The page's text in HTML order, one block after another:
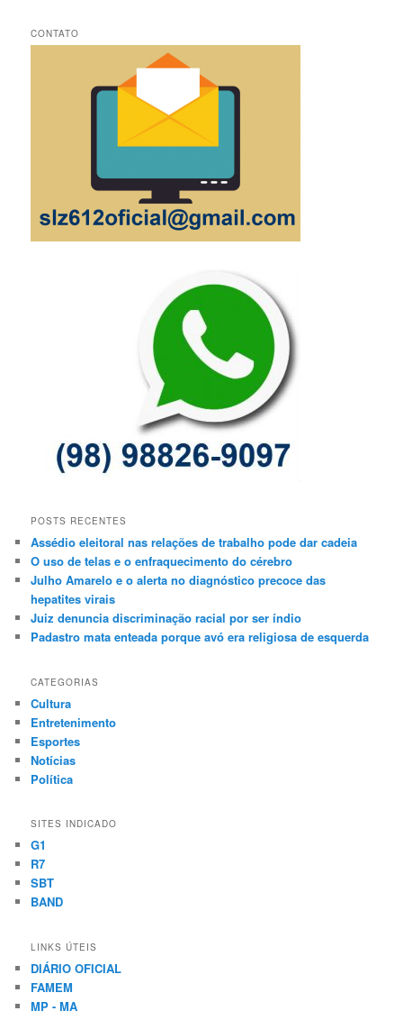
CONTATO
POSTS RECENTES
Assédio eleitoral nas relações de trabalho pode dar cadeia
O uso de telas e o enfraquecimento do cérebro
Julho Amarelo e o alerta no diagnóstico precoce das
hepatites virais
Juiz denuncia discriminação racial por ser índio
Padastro mata enteada porque avó era religiosa de esquerda
CATEGORIAS
Cultura
Entretenimento
Esportes
Notícias
Política
SITES INDICADO
G1
R7
SBT
BAND
LINKS ÚTEIS
DIÁRIO OFICIAL
FAMEM
MP - MA